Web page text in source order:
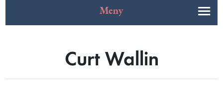
Meny
Curt Wallin